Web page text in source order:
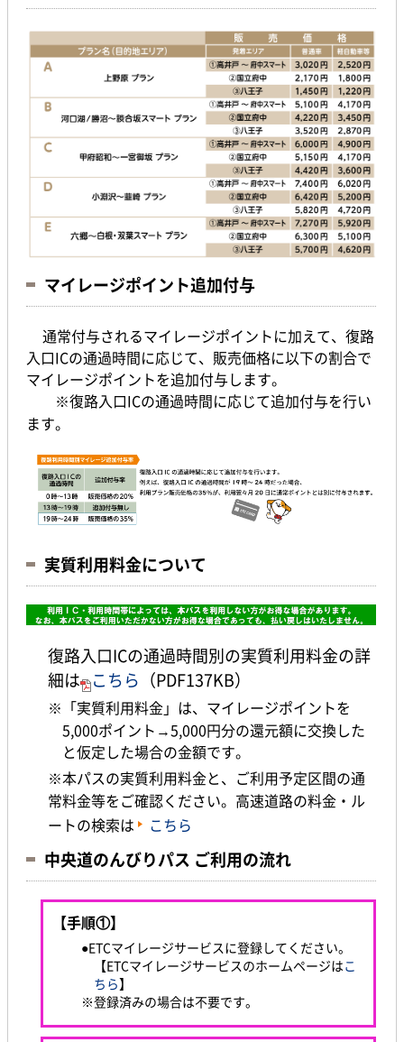
マイレージポイント追加付与
通常付与されるマイレージポイントに加えて、復路
入口ICの通過時間に応じて、販売価格に以下の割合で
マイレージポイントを追加付与します。
※復路入口ICの通過時間に応じて追加付与を行い
ます。
実質利用料金について
復路入口ICの通過時間別の実質利用料金の詳
細は こちら （PDF137KB）
※「実質利用料金」は、マイレージポイントを
5,000ポイント→5,000円分の還元額に交換した
と仮定した場合の金額です。
※本パスの実質利用料金と、ご利用予定区間の通
常料金等をご確認ください。高速道路の料金・ル
ートの検索は
こちら
中央道のんびりパス ご利用の流れ
【手順①】
●ETCマイレージサービスに登録してください。
【ETCマイレージサービスのホームページはこ
ちら】
※登録済みの場合は不要です。